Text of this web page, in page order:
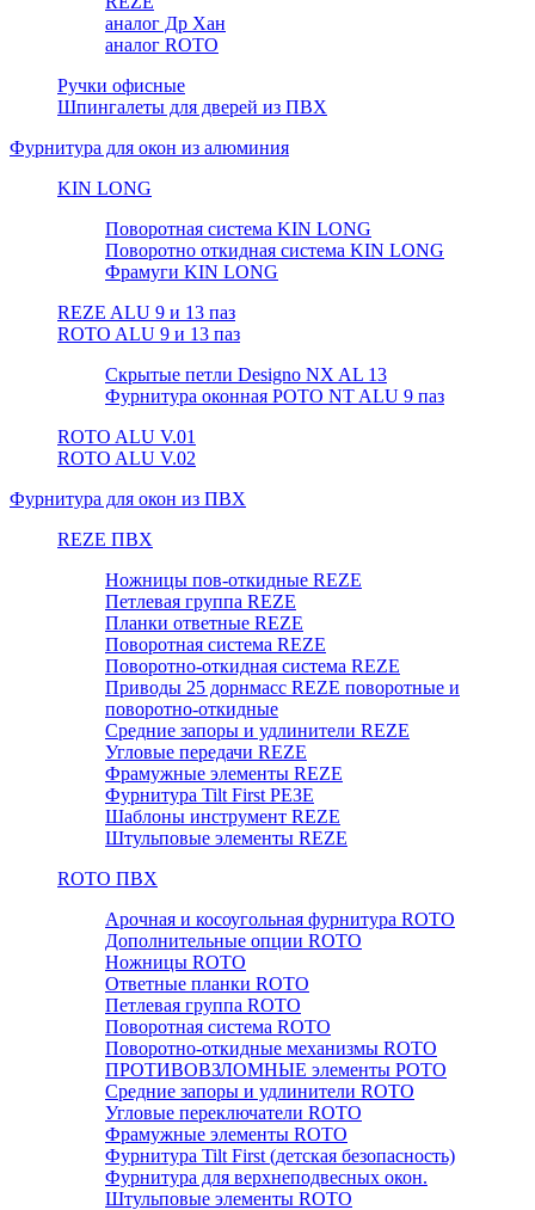
аналог Др Хан
аналог ROTO
Ручки офисные
Шпингалеты для дверей из ПВХ
Фурнитура для окон из алюминия
KIN LONG
Поворотная система KIN LONG
Поворотно откидная система KIN LONG
Фрамуги KIN LONG
REZE ALU 9 и 13 паз
ROTO ALU 9 и 13 паз
Скрытые петли Designo NX AL 13
Фурнитура оконная РОТО NT ALU 9 паз
ROTO ALU V.01
ROTO ALU V.02
Фурнитура для окон из ПВХ
REZE ПВХ
Ножницы пов-откидные REZE
Петлевая группа REZE
Планки ответные REZE
Поворотная система REZE
Поворотно-откидная система REZE
Приводы 25 дорнмасс REZE поворотные и
поворотно-откидные
Средние запоры и удлинители REZE
Угловые передачи REZE
Фрамужные элементы REZE
Фурнитура Tilt First РЕЗЕ
Шаблоны инструмент REZE
Штульповые элементы REZE
RОTO ПВХ
Арочная и косоугольная фурнитура ROTO
Дополнительные опции ROTO
Ножницы ROTO
Ответные планки ROTO
Петлевая группа ROTO
Поворотная система ROTO
Поворотно-откидные механизмы ROTO
ПРОТИВОВЗЛОМНЫЕ элементы РОТО
Средние запоры и удлинители ROTO
Угловые переключатели ROTO
Фрамужные элементы ROTO
Фурнитура Tilt First (детская безопасность)
Фурнитура для верхнеподвесных окон.
Штульповые элементы ROTO